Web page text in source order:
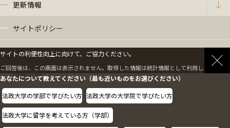
更新情報
サイトポリシー
プライバシーポリシー
情報公開
採用情報
教職員の方へ
サイトの利便性向上に向けて、ご協力ください。
ご回答後は、この画面は表示されません。取得した情報は統計情報として利用します。
あなたについて教えてください（最も近いものをお選びください）
法政大学の学部で学びたい方 法政大学の大学院で学びたい方
法政大学に留学を考えている方（学部）